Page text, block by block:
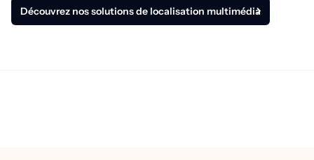
Découvrez nos solutions de localisation multimédia